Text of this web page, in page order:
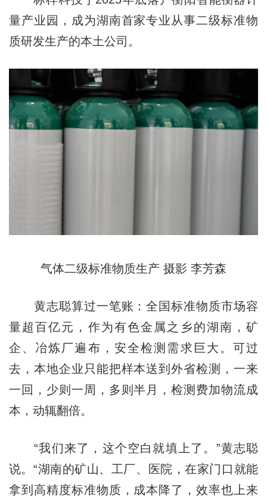
量产业园，成为湖南首家专业从事二级标准物
质研发生产的本土公司。
气体二级标准物质生产 摄影 李芳森
黄志聪算过一笔账：全国标准物质市场容
量超百亿元，作为有色金属之乡的湖南，矿
企、冶炼厂遍布，安全检测需求巨大。可过
去，本地企业只能把样本送到外省检测，一来
一回，少则一周，多则半月，检测费加物流成
本，动辄翻倍。
“我们来了，这个空白就填上了。”黄志聪
说。“湖南的矿山、工厂、医院，在家门口就能
拿到高精度标准物质，成本降了，效率也上来